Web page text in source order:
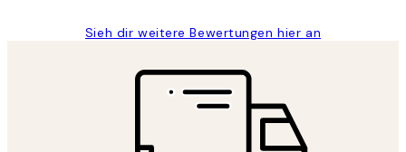
Sieh dir weitere Bewertungen hier an